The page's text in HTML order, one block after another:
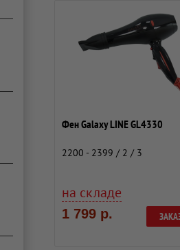
Фен Galaxy LINE GL4330
2200 - 2399 / 2 / 3
на складе
1 799 р.